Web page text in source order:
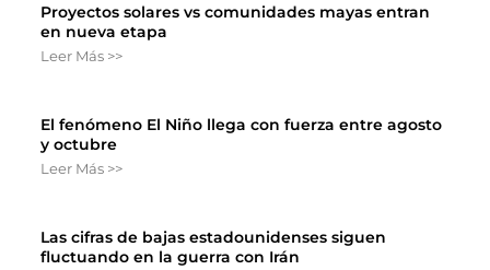
Proyectos solares vs comunidades mayas entran
en nueva etapa
Leer Más >>
El fenómeno El Niño llega con fuerza entre agosto
y octubre
Leer Más >>
Las cifras de bajas estadounidenses siguen
fluctuando en la guerra con Irán